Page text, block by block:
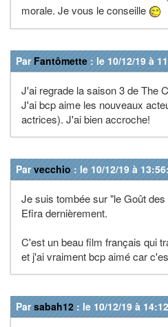
morale. Je vous le conseille
Par Fantômette : le 10/12/19 à
J'ai regrade la saison 3 de The
J'ai bcp aime les nouveaux
actrices). J'ai bien accroche!
Parvecchio : le 10/12/19 à
Je suis tombée sur "le Goût
Efira dernièrement.
C'est un beau film français qui
et j'ai vraiment bcp aimé car
Parsabah12 : le 10/12/19 à